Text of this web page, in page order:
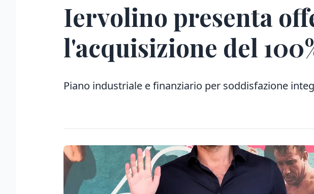
Iervolino presenta
l'acquisizione del
Piano industriale e finanziario per soddisfazione